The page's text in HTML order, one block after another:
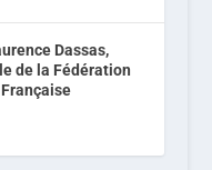
Dassas,
de la Fédération